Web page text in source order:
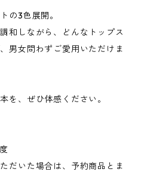
の3色展開。
和しながら、どんなトップス
男女問わずご愛用いただけま
を、ぜひ体感ください。
だいた場合は、予約商品とま